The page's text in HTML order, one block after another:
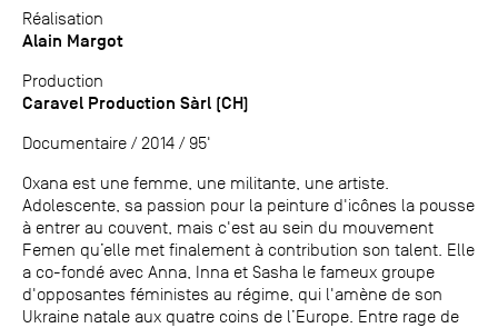
Réalisation
Alain Margot
Production
Caravel Production Sàrl (CH)
Documentaire / 2014 / 95'
Oxana est une femme, une militante, une artiste.
Adolescente, sa passion pour la peinture d'icônes la pousse
à entrer au couvent, mais c'est au sein du mouvement
Femen qu’elle met finalement à contribution son talent. Elle
a co-fondé avec Anna, Inna et Sasha le fameux groupe
d'opposantes féministes au régime, qui l'amène de son
Ukraine natale aux quatre coins de l’Europe. Entre rage de